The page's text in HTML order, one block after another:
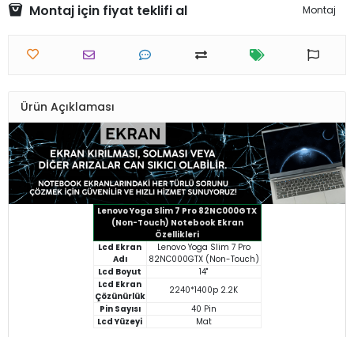
Montaj için fiyat teklifi al Montaj
Ürün Açıklaması
Lenovo Yoga Slim 7 Pro 82NC000GTX
(Non-Touch) Notebook Ekran
Özellikleri
Lcd Ekran
Adı
Lenovo Yoga Slim 7 Pro
82NC000GTX (Non-Touch)
Lcd Boyut
14"
Lcd Ekran
Çözünürlük
2240*1400p 2.2K
Pin Sayısı
40 Pin
Lcd Yüzeyi
Mat